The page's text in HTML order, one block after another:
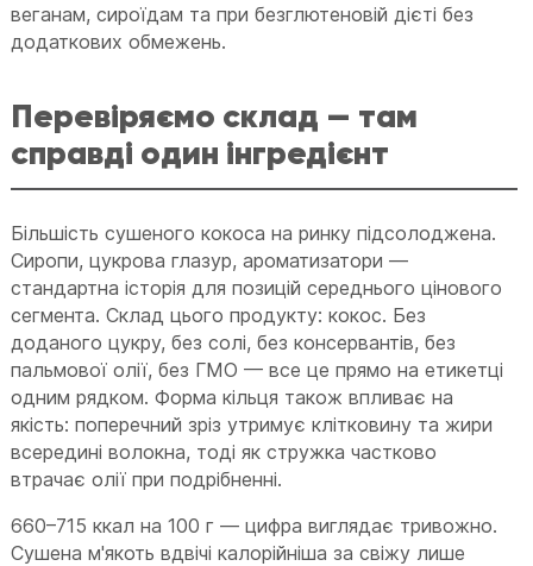
веганам, сироїдам та при безглютеновій дієті без
додаткових обмежень.
Перевіряємо склад — там
справді один інгредієнт
Більшість сушеного кокоса на ринку підсолоджена.
Сиропи, цукрова глазур, ароматизатори —
стандартна історія для позицій середнього цінового
сегмента. Склад цього продукту: кокос. Без
доданого цукру, без солі, без консервантів, без
пальмової олії, без ГМО — все це прямо на етикетці
одним рядком. Форма кільця також впливає на
якість: поперечний зріз утримує клітковину та жири
всередині волокна, тоді як стружка частково
втрачає олії при подрібненні.
660–715 ккал на 100 г — цифра виглядає тривожно.
Сушена м'якоть вдвічі калорійніша за свіжу лише